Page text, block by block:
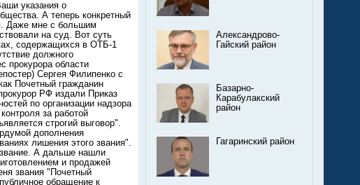
Александрово-
Гайский район
Базарно-
Карабулакский
район
Гагаринский район